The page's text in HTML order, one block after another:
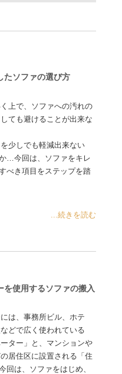
たソファの選び方
上で、ソファへの汚れの
ても避けることが出来な
少しでも軽減出来ない
…今回は、ソファをキレ
べき項目をステップを踏
...続きを読む
を使用するソファの搬入
は、事務所ビル、ホテ
どで広く使われている
ーター」と、マンションや
居住区に設置される「住
回は、ソファをはじめ、